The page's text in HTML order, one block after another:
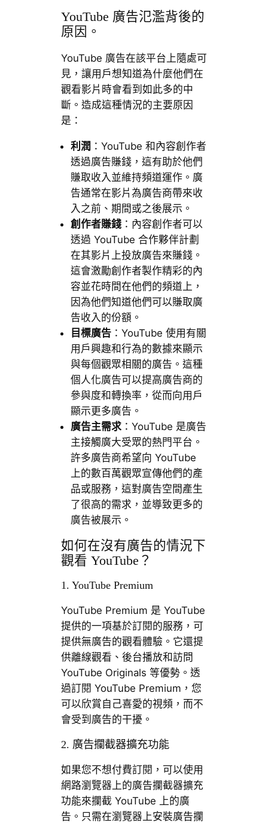
YouTube 廣告氾濫背後的
原因。
YouTube 廣告在該平台上隨處可
見，讓用戶想知道為什麼他們在
觀看影片時會看到如此多的中
斷。造成這種情況的主要原因
是：
利潤 ：YouTube 和內容創作者
透過廣告賺錢，這有助於他們
賺取收入並維持頻道運作。廣
告通常在影片為廣告商帶來收
入之前、期間或之後展示。
創作者賺錢：內容創作者可以
透過 YouTube 合作夥伴計劃
在其影片上投放廣告來賺錢。
這會激勵創作者製作精彩的內
容並花時間在他們的頻道上，
因為他們知道他們可以賺取廣
告收入的份額。
目標廣告：YouTube 使用有關
用戶興趣和行為的數據來顯示
與每個觀眾相關的廣告。這種
個人化廣告可以提高廣告商的
參與度和轉換率，從而向用戶
顯示更多廣告。
廣告主需求：YouTube 是廣告
主接觸廣大受眾的熱門平台。
許多廣告商希望向 YouTube
上的數百萬觀眾宣傳他們的產
品或服務，這對廣告空間產生
了很高的需求，並導致更多的
廣告被展示。
如何在沒有廣告的情況下
觀看 ​​YouTube？
1. YouTube Premium
YouTube Premium 是 YouTube
提供的一項基於訂​​閱的服務，可
提供無廣告的觀看體驗。它還提
供離線觀看、後台播放和訪問
YouTube Originals 等優勢。透
過訂閱 YouTube Premium，您
可以欣賞自己喜愛的視頻，而不
會受到廣告的干擾。
2. 廣告攔截器擴充功能
如果您不想付費訂閱，可以使用
網路瀏覽器上的廣告攔截器擴充
功能來攔截 YouTube 上的廣
告。只需在瀏覽器上安裝廣告攔